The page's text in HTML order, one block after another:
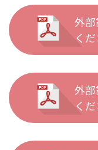
外
く
外
く